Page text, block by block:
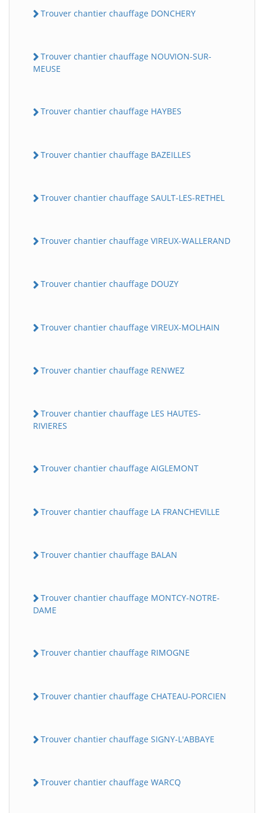
Trouver chantier chauffage DONCHERY
Trouver chantier chauffage NOUVION-SUR-
MEUSE
Trouver chantier chauffage HAYBES
Trouver chantier chauffage BAZEILLES
Trouver chantier chauffage SAULT-LES-RETHEL
Trouver chantier chauffage VIREUX-WALLERAND
Trouver chantier chauffage DOUZY
Trouver chantier chauffage VIREUX-MOLHAIN
Trouver chantier chauffage RENWEZ
Trouver chantier chauffage LES HAUTES-
RIVIERES
Trouver chantier chauffage AIGLEMONT
Trouver chantier chauffage LA FRANCHEVILLE
Trouver chantier chauffage BALAN
Trouver chantier chauffage MONTCY-NOTRE-
DAME
Trouver chantier chauffage RIMOGNE
Trouver chantier chauffage CHATEAU-PORCIEN
Trouver chantier chauffage SIGNY-L'ABBAYE
Trouver chantier chauffage WARCQ